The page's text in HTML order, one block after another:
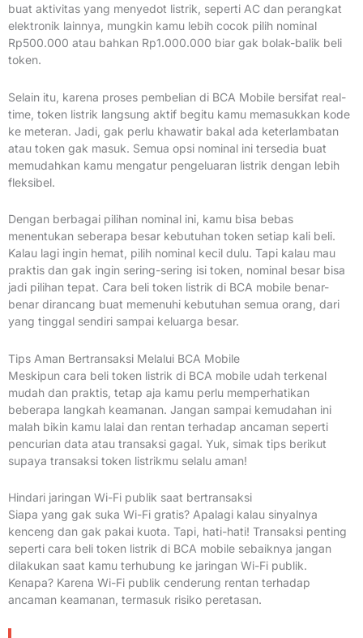
buat aktivitas yang menyedot listrik, seperti AC dan perangkat
elektronik lainnya, mungkin kamu lebih cocok pilih nominal
Rp500.000 atau bahkan Rp1.000.000 biar gak bolak-balik beli
token.
Selain itu, karena proses pembelian di BCA Mobile bersifat real-
time, token listrik langsung aktif begitu kamu memasukkan kode
ke meteran. Jadi, gak perlu khawatir bakal ada keterlambatan
atau token gak masuk. Semua opsi nominal ini tersedia buat
memudahkan kamu mengatur pengeluaran listrik dengan lebih
fleksibel.
Dengan berbagai pilihan nominal ini, kamu bisa bebas
menentukan seberapa besar kebutuhan token setiap kali beli.
Kalau lagi ingin hemat, pilih nominal kecil dulu. Tapi kalau mau
praktis dan gak ingin sering-sering isi token, nominal besar bisa
jadi pilihan tepat. Cara beli token listrik di BCA mobile benar-
benar dirancang buat memenuhi kebutuhan semua orang, dari
yang tinggal sendiri sampai keluarga besar.
Tips Aman Bertransaksi Melalui BCA Mobile
Meskipun cara beli token listrik di BCA mobile udah terkenal
mudah dan praktis, tetap aja kamu perlu memperhatikan
beberapa langkah keamanan. Jangan sampai kemudahan ini
malah bikin kamu lalai dan rentan terhadap ancaman seperti
pencurian data atau transaksi gagal. Yuk, simak tips berikut
supaya transaksi token listrikmu selalu aman!
Hindari jaringan Wi-Fi publik saat bertransaksi
Siapa yang gak suka Wi-Fi gratis? Apalagi kalau sinyalnya
kenceng dan gak pakai kuota. Tapi, hati-hati! Transaksi penting
seperti cara beli token listrik di BCA mobile sebaiknya jangan
dilakukan saat kamu terhubung ke jaringan Wi-Fi publik.
Kenapa? Karena Wi-Fi publik cenderung rentan terhadap
ancaman keamanan, termasuk risiko peretasan.